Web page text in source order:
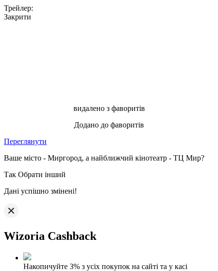
Трейлер:
Закрити
видалено з фаворитів
Додано до фаворитів
Переглянути
Ваше місто - Миргород, а найближчий кінотеатр - ТЦ Мир?
Так Обрати інший
Дані успішно змінені!
Wizoria Cashback
Накопичуйте 3% з усіх покупок на сайті та у касі